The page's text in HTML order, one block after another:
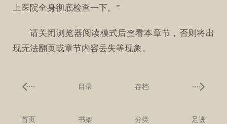
上医院全身彻底检查一下。”
请关闭浏览器阅读模式后查看本章节，否则将出
现无法翻页或章节内容丢失等现象。
目录 存档
首页 书架 分类 足迹